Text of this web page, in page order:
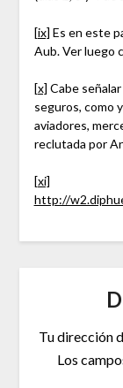
[ix] Es en este
Aub. Ver luego
[x] Cabe
seguros, como
aviadores,
reclutada por
[xi]
http://
Tu dirección
Los